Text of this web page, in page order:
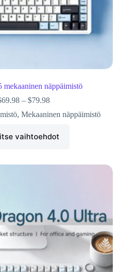
näppäimistö
69.98 – $79.98
,Mekaaninen näppäimistö
vaihtoehdot